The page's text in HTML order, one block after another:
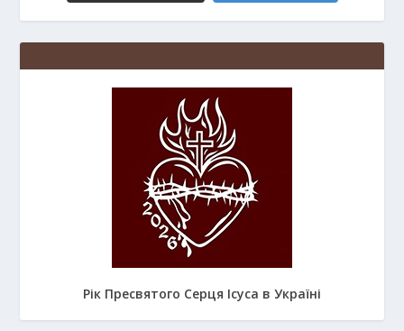
Рік Пресвятого Серця Ісуса в Україні